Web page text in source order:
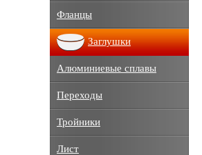
Фланцы
Заглушки
Алюминиевые сплавы
Переходы
Тройники
Лист